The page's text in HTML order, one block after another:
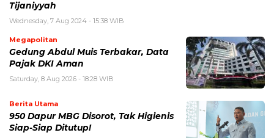
Tijaniyyah
Wednesday, 7 Aug 2024 - 15:38 WIB
Megapolitan
Gedung Abdul Muis Terbakar, Data
Pajak DKI Aman
Saturday, 8 Aug 2026 - 18:28 WIB
Berita Utama
950 Dapur MBG Disorot, Tak Higienis
Siap-Siap Ditutup!